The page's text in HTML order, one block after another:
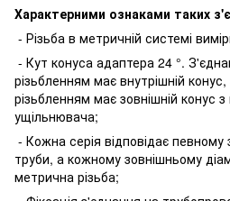
Характерними ознаками таких
- Різьба в метричній системі
- Кут конуса адаптера 24 °.
різьбленням має внутрішній
різьбленням має зовнішній конус
ущільнювача;
- Кожна серія відповідає
труби, а кожному зовнішньому
метрична різьба;